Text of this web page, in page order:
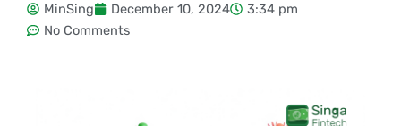
MinSing December 10, 2024
3:34 pm
No Comments